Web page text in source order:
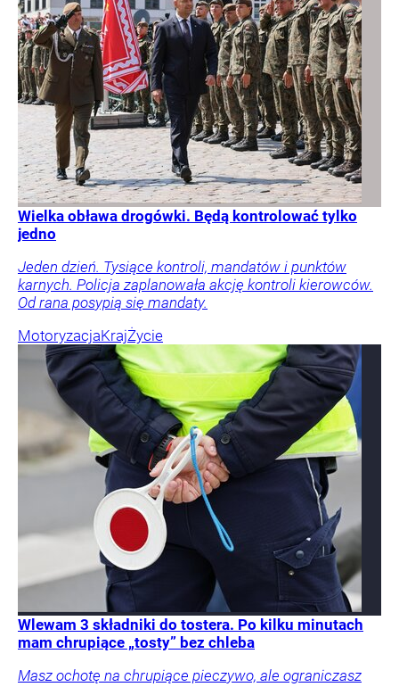
Wielka obława drogówki. Będą kontrolować tylko
jedno
Jeden dzień. Tysiące kontroli, mandatów i punktów
karnych. Policja zaplanowała akcję kontroli kierowców.
Od rana posypią się mandaty.
MotoryzacjaKrajŻycie
Wlewam 3 składniki do tostera. Po kilku minutach
mam chrupiące „tosty” bez chleba
Masz ochotę na chrupiące pieczywo, ale ograniczasz